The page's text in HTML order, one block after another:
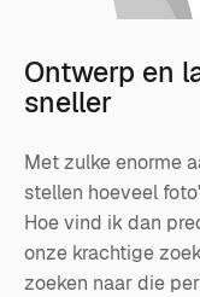
Ontwerp en
sneller
Met zulke enorme
stellen hoeveel
Hoe vind ik dan
onze krachtige
zoeken naar die